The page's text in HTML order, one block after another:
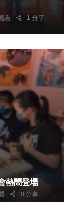
看 1 分享
熱鬧登場
0 分享